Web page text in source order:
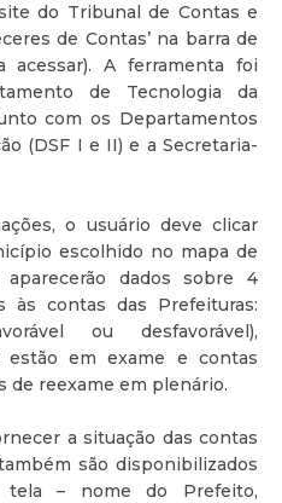
do Tribunal de Contas e
de Contas’ na barra de
acessar). A ferramenta foi
de Tecnologia da
com os Departamentos
(DSF I e II) e a Secretaria-
o usuário deve clicar
escolhido no mapa de
dados sobre 4
às contas das Prefeituras:
ou desfavorável),
estão em exame e contas
de reexame em plenário.
a situação das contas
são disponibilizados
– nome do Prefeito,